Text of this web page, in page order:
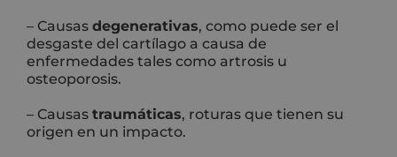
– Causas degenerativas, como puede ser el
desgaste del cartílago a causa de
enfermedades tales como artrosis u
osteoporosis.
– Causas traumáticas, roturas que tienen su
origen en un impacto.